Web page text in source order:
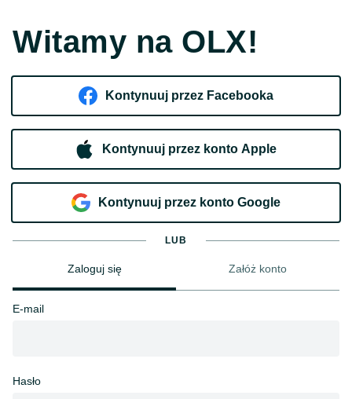
Witamy na OLX!
Kontynuuj przez Facebooka
Kontynuuj przez konto Apple
Kontynuuj przez konto Google
LUB
Zaloguj się Załóż konto
E-mail
Hasło